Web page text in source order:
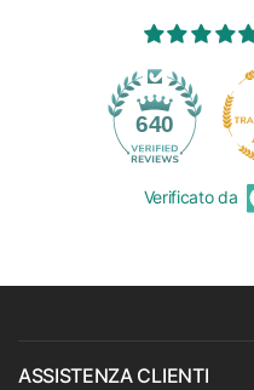
640
Verificato da
ASSISTENZA CLIENTI